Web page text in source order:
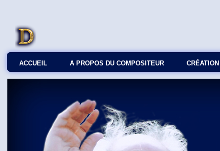
ACCUEIL A PROPOS DU COMPOSITEUR СRÉATION